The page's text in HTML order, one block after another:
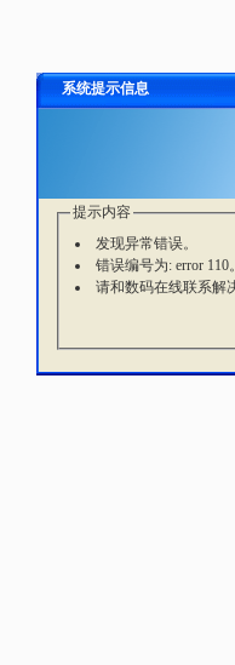
系统提示信息
提示内容
发现异常错误。
错误编号为: error 110
请和数码在线联系解